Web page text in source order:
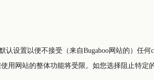
设置以便不接受（来自Bugaboo网站的）任
用网站的整体功能将受限。如您选择阻止特定